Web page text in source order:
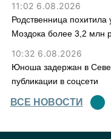
11:02 6.08.2026
Родственница
Моздока более 3,2 млн
10:32 6.08.2026
Юноша задержан в
публикации в соцсети
ВСЕ НОВОСТИ